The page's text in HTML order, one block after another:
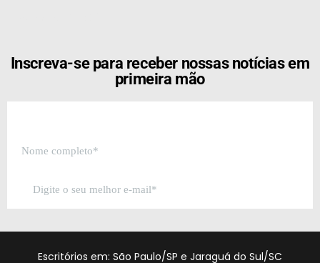
Inscreva-se para receber nossas notícias em
primeira mão
Escritórios em: São Paulo/SP e Jaraguá do Sul/SC